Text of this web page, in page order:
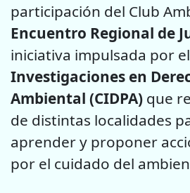
participación del Club
Encuentro Regional de
iniciativa impulsada por el
Investigaciones en
Ambiental (CIDPA) que
de distintas localidades
aprender y proponer
por el cuidado del